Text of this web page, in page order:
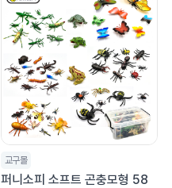
교구몰
퍼니소피 소프트 곤충모형 58